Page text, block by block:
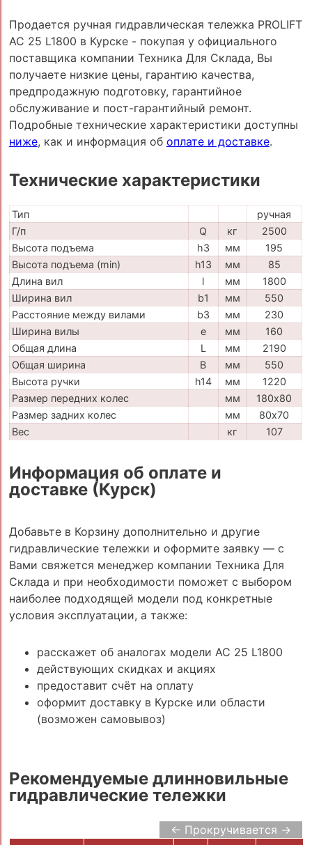
Продается ручная гидравлическая тележка PROLIFT
AC 25 L1800 в Курске - покупая у официального
поставщика компании Техника Для Склада, Вы
получаете низкие цены, гарантию качества,
предпродажную подготовку, гарантийное
обслуживание и пост-гарантийный ремонт.
Подробные технические характеристики доступны
ниже, как и информация об оплате и доставке.
Технические характеристики
Тип
ручная
Г/п
Q кг
2500
Высота подъема
h3 мм
195
Высота подъема (min)
h13 мм
85
Длина вил
l мм
1800
Ширина вил
b1 мм
550
Расстояние между вилами
b3 мм
230
Ширина вилы
e мм
160
Общая длина
L мм
2190
Общая ширина
B мм
550
Высота ручки
h14 мм
1220
Размер передних колес
мм
180х80
Размер задних колес
мм
80х70
Вес
кг 107
Информация об оплате и
доставке (Курск)
Добавьте в Корзину дополнительно и другие
гидравлические тележки и оформите заявку — с
Вами свяжется менеджер компании Техника Для
Склада и при необходимости поможет с выбором
наиболее подходящей модели под конкретные
условия эксплуатации, а также:
расскажет об аналогах модели AC 25 L1800
действующих скидках и акциях
предоставит счёт на оплату
оформит доставку в Курске или области
(возможен самовывоз)
Рекомендуемые длинновильные
гидравлические тележки
← Прокручивается →